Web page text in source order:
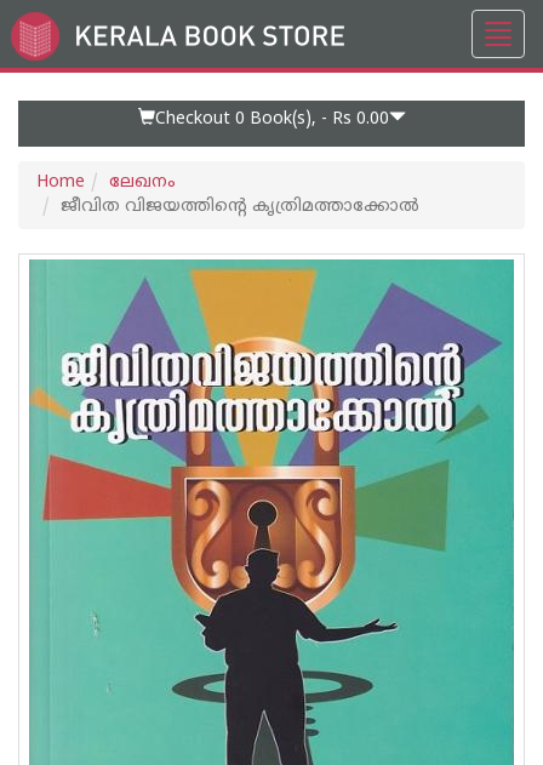
Go
to
Checkout 0 Book(s), - Rs 0.00
Home
ലേഖനം
ജീവിത വിജയത്തിന്റെ കൃത്രിമത്താക്കോല്‍